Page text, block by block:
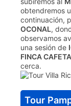
obtendremos
continuación,
OCONAL,
observamos
una sesión de
FINCA
cerca.
Tour